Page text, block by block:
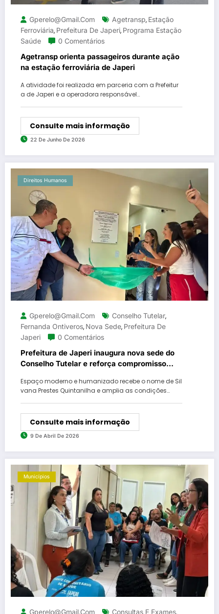
Gperelo@gmail.com Agetransp, Estação
Ferroviária, Prefeitura De Japeri, Programa Estação
Saúde
0 Comentários
Agetransp orienta passageiros durante ação
na estação ferroviária de Japeri
A atividade foi realizada em parceria com a Prefeitur
a de Japeri e a operadora responsável…
Consulte mais informação
22 De Junho De 2026
Direitos Humanos
Gperelo@gmail.com Conselho Tutelar,
Fernanda Ontiveros, Nova Sede, Prefeitura De
Japeri
0 Comentários
Prefeitura de Japeri inaugura nova sede do
Conselho Tutelar e reforça compromisso
Espaço moderno e humanizado recebe o nome de Sil
vana Prestes Quintanilha e amplia as condições…
Consulte mais informação
9 De Abril De 2026
Municípios
Gperelo@gmail.com Consultas E Exames